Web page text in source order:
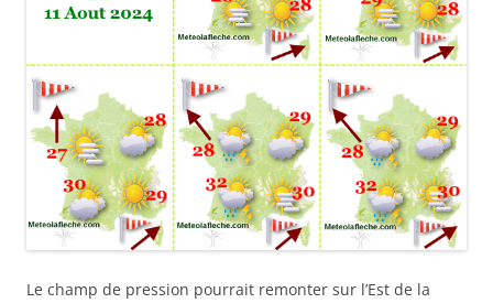
Le champ de pression pourrait remonter sur l’Est de la